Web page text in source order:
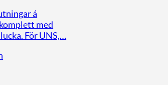
á
med
För UNS,…